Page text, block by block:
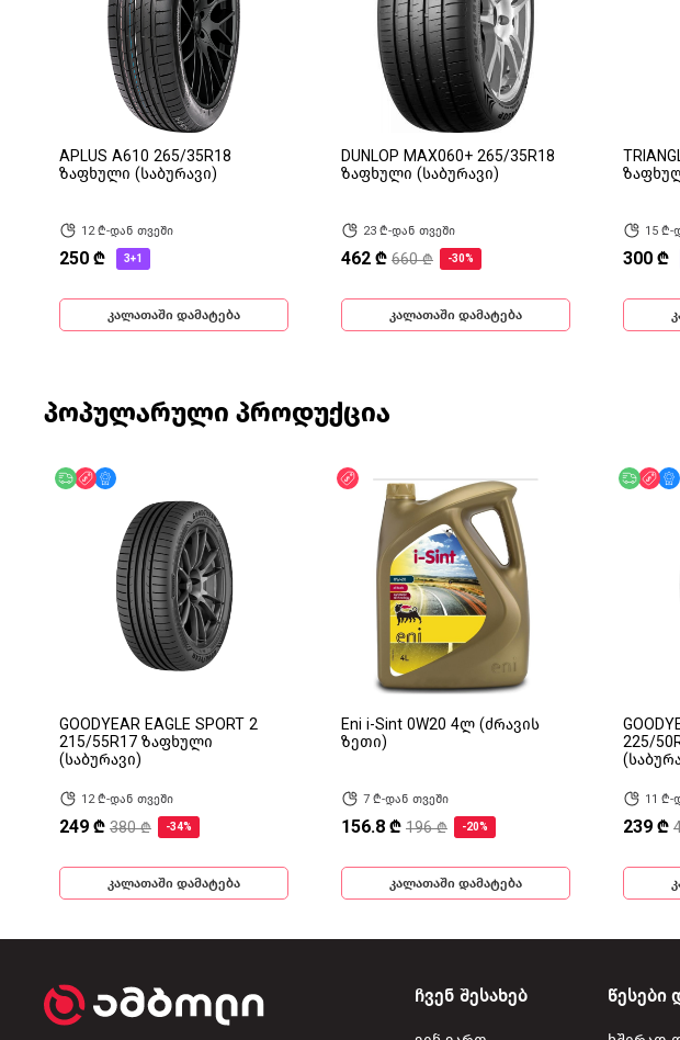
APLUS A610 265/35R18
ზაფხული (საბურავი)
12 ₾-დან თვეში
250 ₾ 3+1
კალათაში დამატება
DUNLOP MAX060+ 265/35R18
ზაფხული (საბურავი)
23 ₾-დან თვეში
462 ₾ 660 ₾ -30%
კალათაში დამატება
15 ₾-
300 ₾
პოპულარული პროდუქცია
უფასო მიწოდება
ფასდაკლება
GOODYEAR EAGLE SPORT 2
215/55R17 ზაფხული
(საბურავი)
12 ₾-დან თვეში
249 ₾ 380 ₾ -34%
კალათაში დამატება
ფასდაკლება
Eni i-Sint 0W20 4ლ (ძრავის
ზეთი)
7 ₾-დან თვეში
156.8 ₾ 196 ₾ -20%
კალათაში დამატება
225/
11 ₾-
239 ₾
ჩვენ შესახებ წესები